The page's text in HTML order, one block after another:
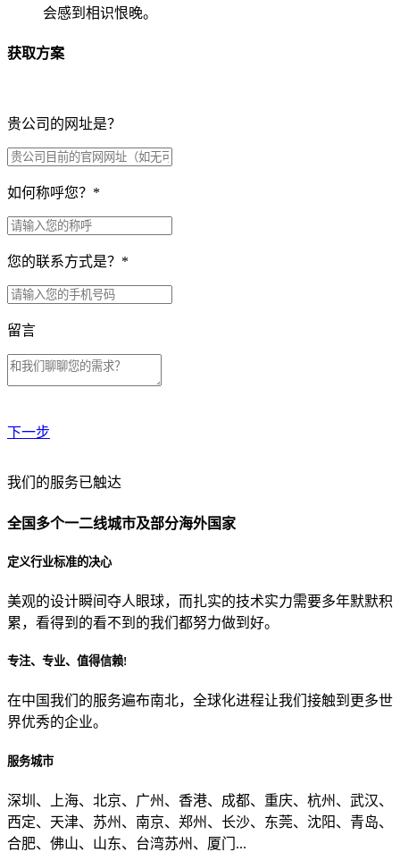
会感到相识恨晚。
获取方案
贵公司的网址是？
如何称呼您？ *
您的联系方式是？ *
留言
下一步
贵公司预算范围是？
贵公司的团队规模是？
目前主要的营销渠道是？
我们的服务已触达
全国多个一二线城市及部分海外国家
定义行业标准的决心
美观的设计瞬间夺人眼球，而扎实的技术实力需要多年默默积
累，看得到的看不到的我们都努力做到好。
专注、专业、值得信赖!
在中国我们的服务遍布南北，全球化进程让我们接触到更多世
界优秀的企业。
服务城市
深圳、上海、北京、广州、香港、成都、重庆、杭州、武汉、
西定、天津、苏州、南京、郑州、长沙、东莞、沈阳、青岛、
合肥、佛山、山东、台湾苏州、厦门...